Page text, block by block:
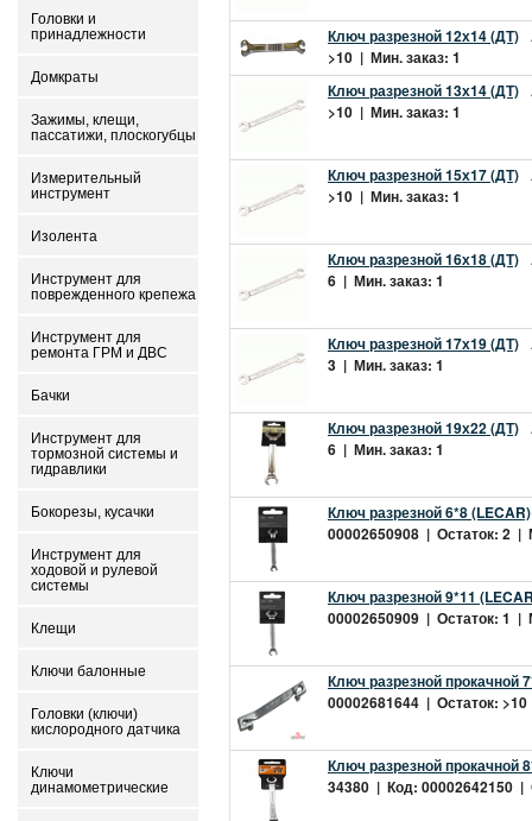
Головки и
принадлежности
Домкраты
Зажимы, клещи,
пассатижи, плоскогубцы
Измерительный
инструмент
Изолента
Инструмент для
поврежденного крепежа
Инструмент для
ремонта ГРМ и ДВС
Бачки
Инструмент для
тормозной системы и
гидравлики
Бокорезы, кусачки
Инструмент для
ходовой и рулевой
системы
Клещи
Ключи балонные
Головки (ключи)
кислородного датчика
Ключи
динамометрические
Ключ разрезной 12х14 (ДТ)
>10 | Мин. заказ: 1
Ключ разрезной 13х14 (ДТ)
>10 | Мин. заказ: 1
Ключ разрезной 15х17 (ДТ)
>10 | Мин. заказ: 1
Ключ разрезной 16х18 (ДТ)
6 | Мин. заказ: 1
Ключ разрезной 17х19 (ДТ)
3 | Мин. заказ: 1
Ключ разрезной 19х22 (ДТ)
6 | Мин. заказ: 1
Ключ разрезной 6*8 (LECAR)
00002650908 | Остаток: 2 |
Ключ разрезной 9*11
00002650909 | Остаток: 1 |
Ключ разрезной прокачной
00002681644 | Остаток:
Ключ разрезной прокачной
34380 | Код: 00002642150 |